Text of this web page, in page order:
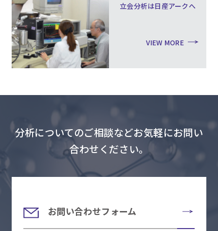
立会分析は日産アークへ
VIEW MORE
分析についてのご相談などお気軽にお問い
合わせください。
お問い合わせフォーム